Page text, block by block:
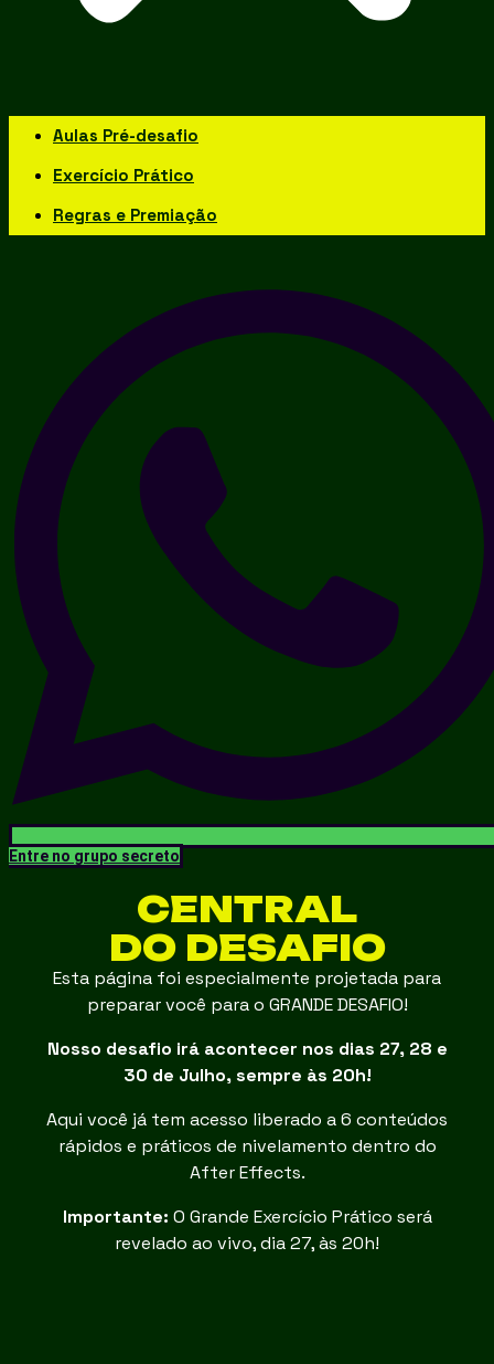
Aulas Pré-desafio
Exercício Prático
Regras e Premiação
Entre no grupo secreto
CENTRAL
DO DESAFIO
Esta página foi especialmente projetada para
preparar você para o GRANDE DESAFIO!
Nosso desafio irá acontecer nos dias 27, 28 e
30 de Julho, sempre às 20h!
Aqui você já tem acesso liberado a 6 conteúdos
rápidos e práticos de nivelamento dentro do
After Effects.
Importante: O Grande Exercício Prático será
revelado ao vivo, dia 27, às 20h!